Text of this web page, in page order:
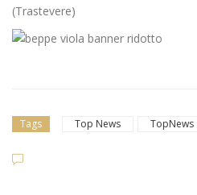
(Trastevere)
Tags Top News TopNews